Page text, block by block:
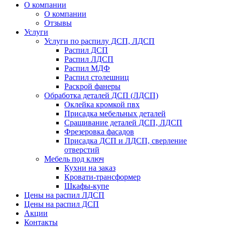
О компании
О компании
Отзывы
Услуги
Услуги по распилу ДСП, ЛДСП
Распил ДСП
Распил ЛДСП
Распил МДФ
Распил столешниц
Раскрой фанеры
Обработка деталей ДСП (ЛДСП)
Оклейка кромкой пвх
Присадка мебельных деталей
Сращивание деталей ДСП, ЛДСП
Фрезеровка фасадов
Присадка ДСП и ЛДСП, сверление
отверстий
Мебель под ключ
Кухни на заказ
Кровати-трансформер
Шкафы-купе
Цены на распил ЛДСП
Цены на распил ДСП
Акции
Контакты